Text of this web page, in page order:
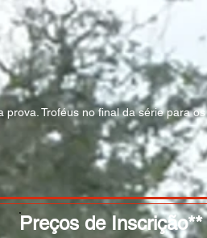
Troféus no final da série para os
Preços de Inscrição**